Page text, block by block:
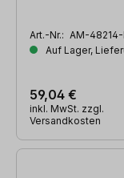
Art.-Nr.: AM-
Auf Lager,
59,04 €
inkl. MwSt. zzgl.
Versandkosten